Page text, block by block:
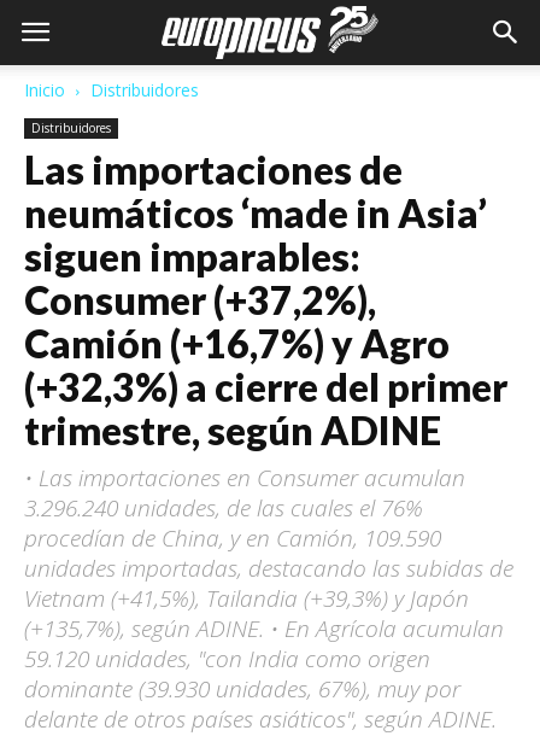
Inicio Distribuidores
Distribuidores
Las importaciones de
neumáticos ‘made in Asia’
siguen imparables:
Consumer (+37,2%),
Camión (+16,7%) y Agro
(+32,3%) a cierre del primer
trimestre, según ADINE
• Las importaciones en Consumer acumulan
3.296.240 unidades, de las cuales el 76%
procedían de China, y en Camión, 109.590
unidades importadas, destacando las subidas de
Vietnam (+41,5%), Tailandia (+39,3%) y Japón
(+135,7%), según ADINE. • En Agrícola acumulan
59.120 unidades, "con India como origen
dominante (39.930 unidades, 67%), muy por
delante de otros países asiáticos", según ADINE.